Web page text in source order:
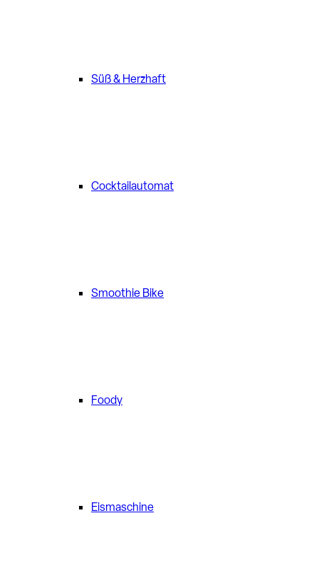
Süß & Herzhaft
Cocktailautomat
Smoothie Bike
Foody
Eismaschine